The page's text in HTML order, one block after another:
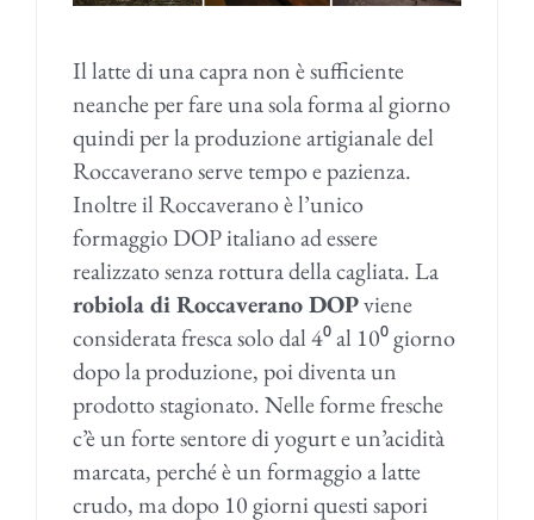
Il latte di una capra non è sufficiente
neanche per fare una sola forma al giorno
quindi per la produzione artigianale del
Roccaverano serve tempo e pazienza.
Inoltre il Roccaverano è l’unico
formaggio DOP italiano ad essere
realizzato senza rottura della cagliata. La
robiola di Roccaverano DOPviene
considerata fresca solo dal 4⁰ al 10⁰ giorno
dopo la produzione, poi diventa un
prodotto stagionato. Nelle forme fresche
c’è un forte sentore di yogurt e un’acidità
marcata, perché è un formaggio a latte
crudo, ma dopo 10 giorni questi sapori